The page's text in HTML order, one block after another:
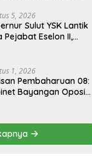
5, 2026
Sulut YSK Lantik
Pejabat Eselon II,
1, 2026
Pembaharuan 08:
Bayangan Oposisi
Cita Prabowo-Gibran